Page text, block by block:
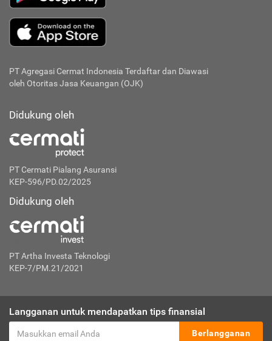
PT Agregasi Cermat Indonesia Terdaftar dan Diawasi
oleh Otoritas Jasa Keuangan (OJK)
Didukung oleh
PT Cermati Pialang Asuransi
KEP-596/PD.02/2025
Didukung oleh
PT Artha Investa Teknologi
KEP-7/PM.21/2021
Langganan untuk mendapatkan tips finansial
Berlangganan